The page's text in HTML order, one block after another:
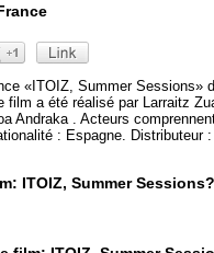
«ITOIZ, Summer Sessions»
film a été réalisé par Larraitz
Andraka . Acteurs
: Espagne. Distributeur :
ITOIZ, Summer Sessions?